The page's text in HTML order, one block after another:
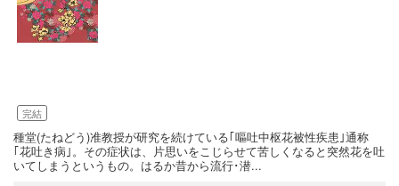
完結
種堂(たねどう)准教授が研究を続けている｢嘔吐中枢花被性疾患｣通称
｢花吐き病｣。その症状は、片思いをこじらせて苦しくなると突然花を吐
いてしまうというもの。はるか昔から流行･潜...